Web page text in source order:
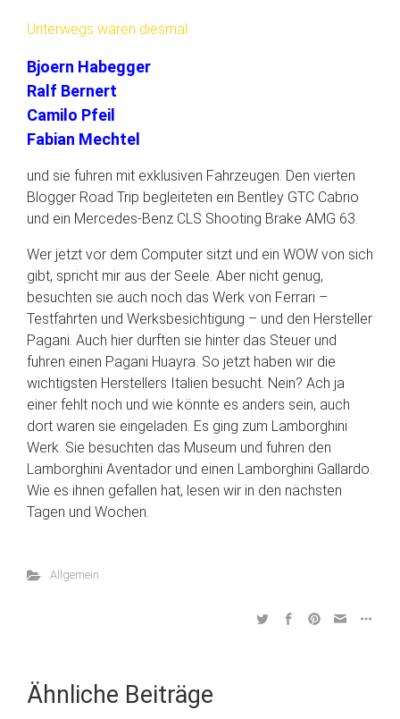
Unterwegs waren diesmal
Bjoern Habegger
Ralf Bernert
Camilo Pfeil
Fabian Mechtel
und sie fuhren mit exklusiven Fahrzeugen. Den vierten
Blogger Road Trip begleiteten ein Bentley GTC Cabrio
und ein Mercedes-Benz CLS Shooting Brake AMG 63.
Wer jetzt vor dem Computer sitzt und ein WOW von sich
gibt, spricht mir aus der Seele. Aber nicht genug,
besuchten sie auch noch das Werk von Ferrari –
Testfahrten und Werksbesichtigung – und den Hersteller
Pagani. Auch hier durften sie hinter das Steuer und
fuhren einen Pagani Huayra. So jetzt haben wir die
wichtigsten Herstellers Italien besucht. Nein? Ach ja
einer fehlt noch und wie könnte es anders sein, auch
dort waren sie eingeladen. Es ging zum Lamborghini
Werk. Sie besuchten das Museum und fuhren den
Lamborghini Aventador und einen Lamborghini Gallardo.
Wie es ihnen gefallen hat, lesen wir in den nächsten
Tagen und Wochen.
Allgemein
Ähnliche Beiträge